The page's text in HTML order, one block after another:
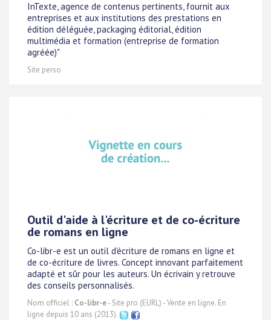
InTexte, agence de contenus pertinents, fournit aux
entreprises et aux institutions des prestations en
édition déléguée, packaging éditorial, édition
multimédia et formation (entreprise de formation
agréée)"
Site perso
Outil d'aide à l'écriture et de co-écriture
de romans en ligne
Co-libr-e est un outil d'écriture de romans en ligne et
de co-écriture de livres. Concept innovant parfaitement
adapté et sûr pour les auteurs. Un écrivain y retrouve
des conseils personnalisés.
Nom officiel : Co-libr-e- Site pro (EURL) - Vente en ligne. En
ligne depuis 10 ans (2013).